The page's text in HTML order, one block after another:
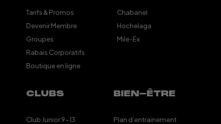
Tarifs & Promos
Devenir Membre
Groupes
Rabais Corporatifs
Boutique en ligne
Chabanel
Hochelaga
Mile-Ex
CLUBS
Club Junior 9-13
BIEN-ÊTRE
Plan d’entrainement